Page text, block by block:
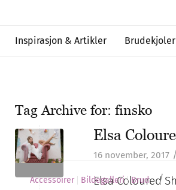
Inspirasjon & Artikler Brudekjoler
Tag Archive for: finsko
Elsa
16 november, 2017 /
Elsa Coloured
Accessoirer Bildegalleri Brud /